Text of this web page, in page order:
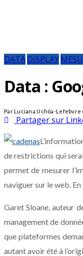
DATADISPLAY
Data :
ParLuciana Uchôa-Lefebvre
Partager sur
de restrictions qui
permet de mesurer
naviguer sur le web.
Garet Sloane, auteur
management de
que plateformes
autant avoir été à